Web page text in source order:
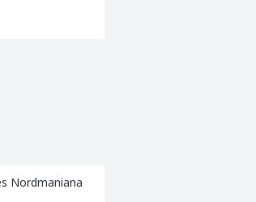
Nordmaniana